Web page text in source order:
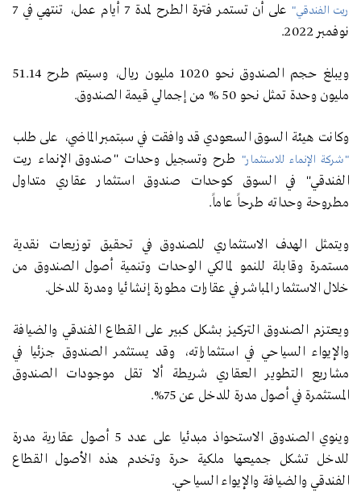
ريت الفندقي"
على أن تستمر فترة الطرح لمدة 7 أيام عمل، تنتهي في 7
نوفمبر 2022.
ويبلغ حجم الصندوق نحو 1020 مليون ريال، وسيتم طرح 51.14
مليون وحدة تمثل نحو 50 % من إجمالي قيمة الصندوق.
وكانت هيئة السوق السعودي قد وافقت في سبتمبر الماضي، على طلب
"شركة الإنماء للاستثمار" طرح وتسجيل وحدات "صندوق الإنماء ريت
الفندقي" في السوق كوحدات صندوق استثمار عقاري متداول
مطروحة وحداته طرحاً عاماً.
ويتمثل الهدف الاستثماري للصندوق في تحقيق توزيعات نقدية
مستمرة وقابلة للنمو لمالكي الوحدات وتنمية أصول الصندوق من
خلال الاستثمار المباشر في عقارات مطورة إنشائيا ومدرة للدخل.
ويعتزم الصندوق التركيز بشكل كبير على القطاع الفندقي والضيافة
والإيواء السياحي في استثماراته، وقد يستثمر الصندوق جزئيا في
مشاريع التطوير العقاري شريطة ألا تقل موجودات الصندوق
المستثمرة في أصول مدرة للدخل عن 75%.
وينوي الصندوق الاستحواذ مبدئيا على عدد 5 أصول عقارية مدرة
للدخل تشكل جميعها ملكية حرة وتخدم هذه الأصول القطاع
الفندقي والضيافة والإيواء السياحي.